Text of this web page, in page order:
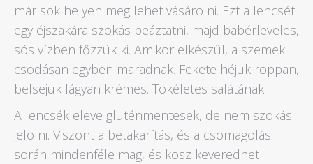
már sok helyen meg lehet vásárolni. Ezt a lencsét
egy éjszakára szokás beáztatni, majd babérleveles,
sós vízben főzzük ki. Amikor elkészül, a szemek
csodásan egyben maradnak. Fekete héjuk roppan,
belsejük lágyan krémes. Tökéletes salátának.
A lencsék eleve gluténmentesek, de nem szokás
jelölni. Viszont a betakarítás, és a csomagolás
során mindenféle mag, és kosz keveredhet